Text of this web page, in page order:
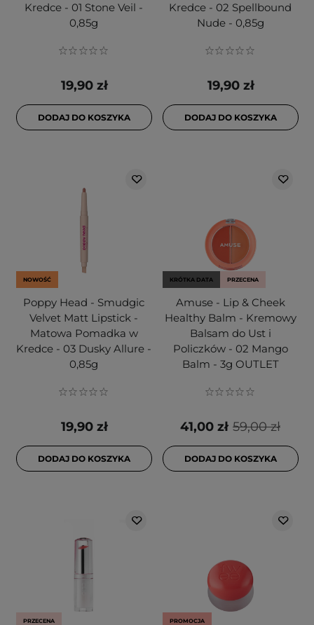
Kredce - 01 Stone Veil -
0,85g
19,90 zł
DODAJ DO KOSZYKA
Kredce - 02 Spellbound
Nude - 0,85g
19,90 zł
DODAJ DO KOSZYKA
NOWOŚĆ
Poppy Head - Smudgic
Velvet Matt Lipstick -
Matowa Pomadka w
Kredce - 03 Dusky Allure -
0,85g
19,90 zł
DODAJ DO KOSZYKA
KRÓTKA DATA PRZECENA
Amuse - Lip & Cheek
Healthy Balm - Kremowy
Balsam do Ust i
Policzków - 02 Mango
Balm - 3g OUTLET
59,00 zł
41,00 zł
DODAJ DO KOSZYKA
PRZECENA PROMOCJA